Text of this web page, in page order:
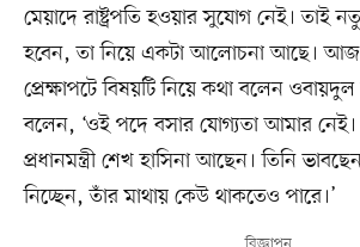
মেয়াদে রাষ্ট্রপতি হওয়ার সুযোগ নেই। তাই
হবেন, তা নিয়ে একটা আলোচনা আছে।
প্রেক্ষাপটে বিষয়টি নিয়ে কথা বলেন
বলেন, ‘ওই পদে বসার যোগ্যতা আমার
প্রধানমন্ত্রী শেখ হাসিনা আছেন। তিনি
নিচ্ছেন, তাঁর মাথায় কেউ থাকতেও পারে।’